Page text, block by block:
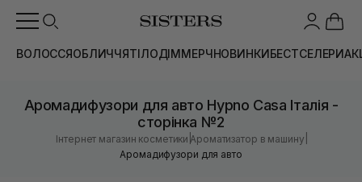
ВОЛОССЯОБЛИЧЧЯТІЛОДІММЕРЧНОВИНКИБЕСТСЕЛЕРИ
Аромадифузори для авто Hypno Casa Італія -
сторінка №2
Інтернет магазин косметики |Ароматизатор в машину
Аромадифузори для авто